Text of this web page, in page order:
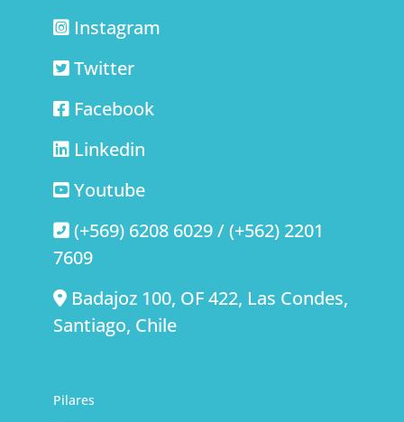
Instagram
Twitter
Facebook
Linkedin
Youtube
(+569) 6208 6029 / (+562) 2201
7609
Badajoz 100, OF 422, Las Condes,
Santiago, Chile
Pilares